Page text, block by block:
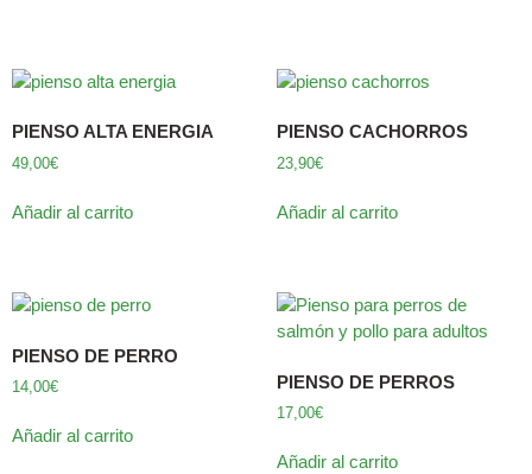
PIENSO ALTA ENERGIA
49,00€
Añadir al carrito
PIENSO CACHORROS
23,90€
Añadir al carrito
PIENSO DE PERRO
14,00€
Añadir al carrito
PIENSO DE PERROS
17,00€
Añadir al carrito